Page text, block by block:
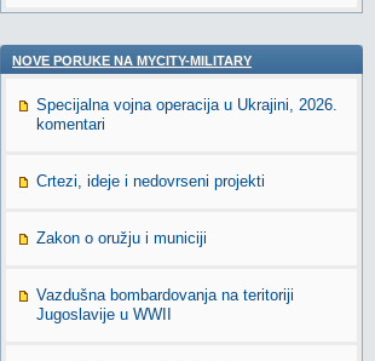
NOVE PORUKE NA MYCITY-MILITARY
Specijalna vojna operacija u Ukrajini, 2026.
komentari
Crtezi, ideje i nedovrseni projekti
Zakon o oružju i municiji
Vazdušna bombardovanja na teritoriji
Jugoslavije u WWII